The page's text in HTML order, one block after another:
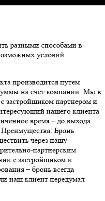
разными способами в
условий
производится путем
на счет компании. Мы в
застройщиком партнером и
нашего клиента
время – до выхода
Преимущества: Бронь
через нашу
партнерским
с застройщиком и
– бронь всегда
наш клиент передумал